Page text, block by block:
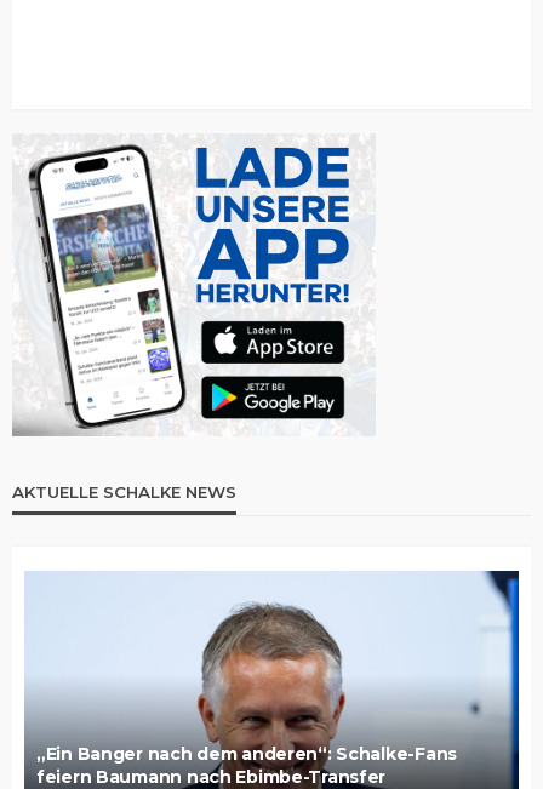
AKTUELLE SCHALKE NEWS
„Ein Banger nach dem anderen“: Schalke-Fans
feiern Baumann nach Ebimbe-Transfer